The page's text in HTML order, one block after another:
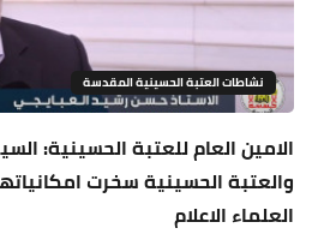
نشاطات العتبة الحسينية المقدسة
الامين العام للعتبة الحسينية:
والعتبة الحسينية سخرت
العلماء الاعلام